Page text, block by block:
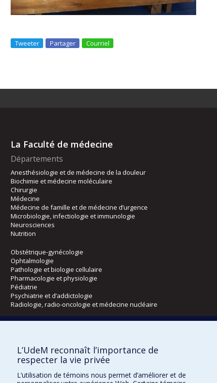
Tweeter Partager Courriel
La Faculté de médecine
Départements
Anesthésiologie et de médecine de la douleur
Biochimie et médecine moléculaire
Chirurgie
Médecine
Médecine de famille et de médecine d’urgence
Microbiologie, infectiologie et immunologie
Neurosciences
Nutrition
Obstétrique-gynécologie
Ophtalmologie
Pathologie et biologie cellulaire
Pharmacologie et physiologie
Pédiatrie
Psychiatrie et d’addictologie
Radiologie, radio-oncologie et médecine nucléaire
Kinésiologie et des sciences de l’activité physique
Orthophonie et audiologie
L’UdeM reconnaît l’importance de
respecter la vie privée
L’utilisation de témoins nous permet d’améliorer et de